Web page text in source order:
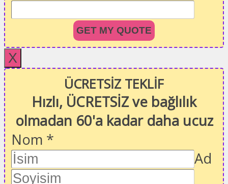
GET MY QUOTE
X
ÜCRETSİZ TEKLİF
Hızlı, ÜCRETSİZ ve bağlılık
olmadan 60'a kadar daha ucuz
Nom *
Ad